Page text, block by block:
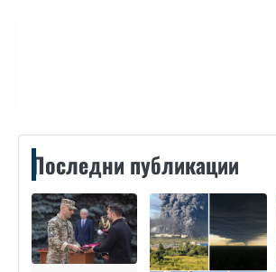
Последни публикации